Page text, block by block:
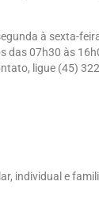
à sexta-
das 07h30 às
ligue (45)
individual e